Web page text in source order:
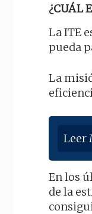
¿CUÁL
La ITE
pueda
La
Leer
En los
de la